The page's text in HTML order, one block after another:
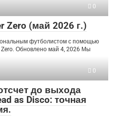
0
Zero (май 2026 г.)
футболистом с помощью
Zero. Обновлено май 4, 2026 Мы
0
до выхода
as Disco: точная